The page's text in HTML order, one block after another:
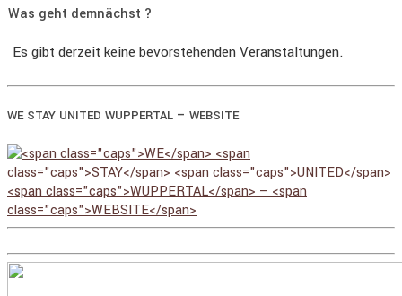
Was geht demnächst ?
Es gibt derzeit keine bevorstehenden Veranstaltungen.
WE STAY UNITED WUPPERTAL – WEBSITE